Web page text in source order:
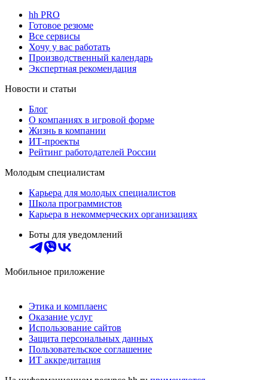
hh PRO
Готовое резюме
Все сервисы
Хочу у вас работать
Производственный календарь
Экспертная рекомендация
Новости и статьи
Блог
О компаниях в игровой форме
Жизнь в компании
ИТ-проекты
Рейтинг работодателей России
Молодым специалистам
Карьера для молодых специалистов
Школа программистов
Карьера в некоммерческих организациях
Боты для уведомлений
Мобильное приложение
Этика и комплаенс
Оказание услуг
Использование сайтов
Защита персональных данных
Пользовательское соглашение
ИТ аккредитация